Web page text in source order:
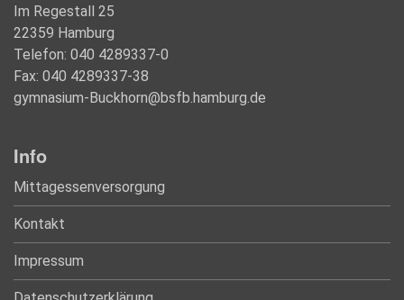
Im Regestall 25
22359 Hamburg
Telefon: 040 4289337-0
Fax: 040 4289337-38
gymnasium-Buckhorn@bsfb.hamburg.de
Info
Mittagessenversorgung
Kontakt
Impressum